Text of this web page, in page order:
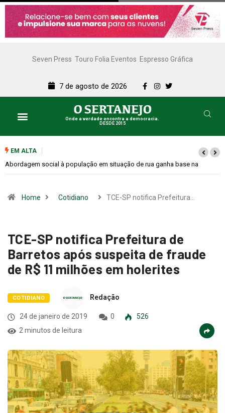
Seven Press Touro Folia Eventos Espresso Gráfica
7 de agosto de 2026
Onde a verdade encontra a democracia.
DESDE 2015
EM ALTA
Cemitérios terão horário especial e missas no Dia dos Pais
Home Cotidiano TCE-SP notifica Prefeitura…
TCE-SP notifica Prefeitura de
Barretos após suspeita de fraude
de R$ 11 milhões em holerites
COTIDIANO Redação
24 de janeiro de 2019 0
526
2 minutos de leitura